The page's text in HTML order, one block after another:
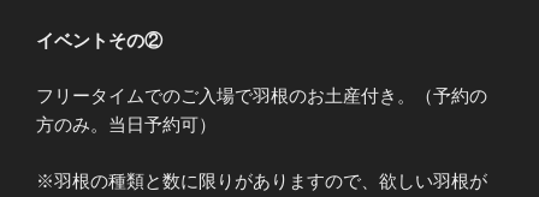
イベントその②
フリータイムでのご入場で羽根のお土産付き。（予約の
方のみ。当日予約可）
※羽根の種類と数に限りがありますので、欲しい羽根が